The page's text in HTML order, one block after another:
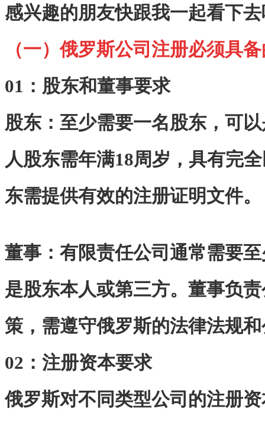
感兴趣的朋友快跟我一起看下
（一）俄罗斯公司注册必须具
01：股东和董事要求
股东：至少需要一名股东，可
人股东需年满18周岁，具有完
东需提供有效的注册证明文件。
董事：有限责任公司通常需要
是股东本人或第三方。董事负
策，需遵守俄罗斯的法律法规
02：注册资本要求
俄罗斯对不同类型公司的注册